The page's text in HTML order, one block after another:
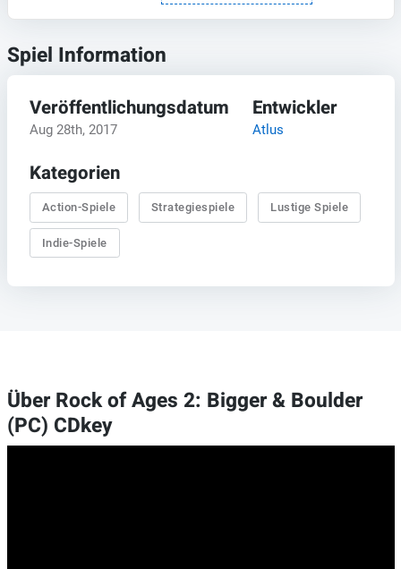
Spiel Information
Veröffentlichungsdatum
Aug 28th, 2017
Entwickler
Atlus
Kategorien
Action-Spiele Strategiespiele Lustige Spiele
Indie-Spiele
Über Rock of Ages 2: Bigger & Boulder
(PC) CDkey